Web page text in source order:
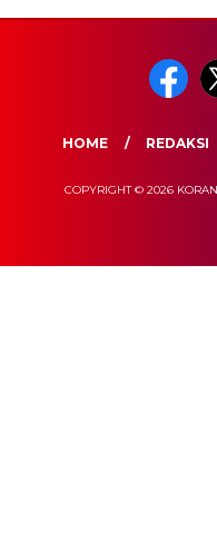
HOME REDAKSI
COPYRIGHT © 2026